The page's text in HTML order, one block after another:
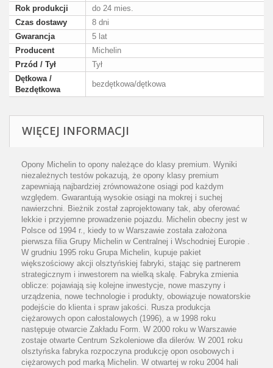
Rok produkcji
do 24 mies.
Czas dostawy
8 dni
Gwarancja
5 lat
Producent
Michelin
Przód / Tył
Tył
Dętkowa /
Bezdętkowa
bezdętkowa/dętkowa
WIĘCEJ INFORMACJI
Opony Michelin to opony należące do klasy premium. Wyniki
niezależnych testów pokazują, że opony klasy premium
zapewniają najbardziej zrównoważone osiągi pod każdym
względem. Gwarantują wysokie osiągi na mokrej i suchej
nawierzchni. Bieżnik został zaprojektowany tak, aby oferować
lekkie i przyjemne prowadzenie pojazdu. Michelin obecny jest w
Polsce od 1994 r., kiedy to w Warszawie została założona
pierwsza filia Grupy Michelin w Centralnej i Wschodniej Europie .
W grudniu 1995 roku Grupa Michelin, kupuje pakiet
większościowy akcji olsztyńskiej fabryki, stając się partnerem
strategicznym i inwestorem na wielką skalę. Fabryka zmienia
oblicze: pojawiają się kolejne inwestycje, nowe maszyny i
urządzenia, nowe technologie i produkty, obowiązuje nowatorskie
podejście do klienta i spraw jakości. Rusza produkcja
ciężarowych opon całostalowych (1996), a w 1998 roku
następuje otwarcie Zakładu Form. W 2000 roku w Warszawie
zostaje otwarte Centrum Szkoleniowe dla dilerów. W 2001 roku
olsztyńska fabryka rozpoczyna produkcję opon osobowych i
ciężarowych pod marką Michelin. W otwartej w roku 2004 hali